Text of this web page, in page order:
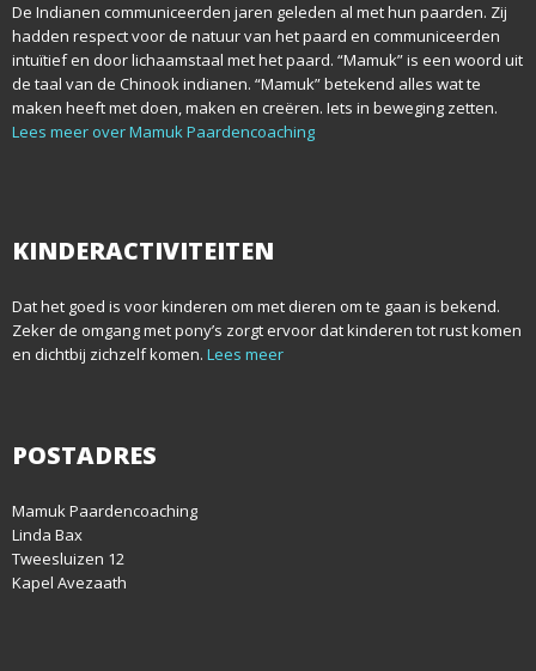
De Indianen communiceerden jaren geleden al met hun paarden. Zij
hadden respect voor de natuur van het paard en communiceerden
intuïtief en door lichaamstaal met het paard. “Mamuk” is een woord uit
de taal van de Chinook indianen. “Mamuk” betekend alles wat te
maken heeft met doen, maken en creëren. Iets in beweging zetten.
Lees meer over Mamuk Paardencoaching
KINDERACTIVITEITEN
Dat het goed is voor kinderen om met dieren om te gaan is bekend.
Zeker de omgang met pony’s zorgt ervoor dat kinderen tot rust komen
en dichtbij zichzelf komen. Lees meer
POSTADRES
Mamuk Paardencoaching
Linda Bax
Tweesluizen 12
Kapel Avezaath